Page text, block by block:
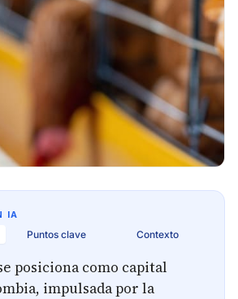
IA
Puntos clave Contexto
posiciona como capital
impulsada por la